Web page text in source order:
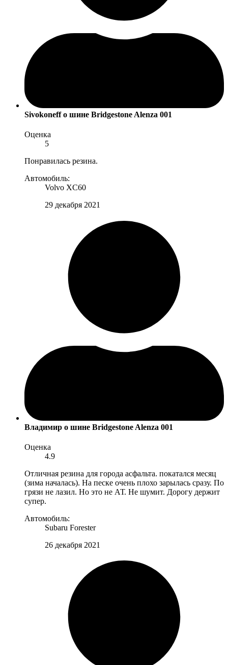
Sivokoneff о шине Bridgestone Alenza 001
Оценка
5
Понравилась резина.
Автомобиль:
Volvo XC60
29 декабря 2021
Владимир о шине Bridgestone Alenza 001
Оценка
4.9
Отличная резина для города асфальта. покатался месяц
(зима началась). На песке очень плохо зарылась сразу. По
грязи не лазил. Но это не АТ. Не шумит. Дорогу держит
супер.
Автомобиль:
Subaru Forester
26 декабря 2021